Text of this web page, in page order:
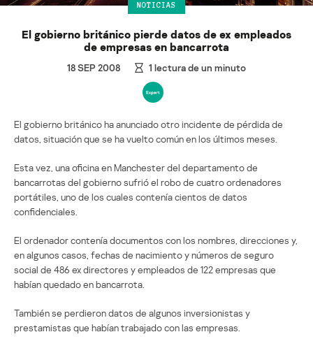
NOTICIAS
El gobierno británico pierde datos de ex empleados
de empresas en bancarrota
18 SEP 2008 1 lectura de un minuto
El gobierno británico ha anunciado otro incidente de pérdida de
datos, situación que se ha vuelto común en los últimos meses.
Esta vez, una oficina en Manchester del departamento de
bancarrotas del gobierno sufrió el robo de cuatro ordenadores
portátiles, uno de los cuales contenía cientos de datos
confidenciales.
El ordenador contenía documentos con los nombres, direcciones y,
en algunos casos, fechas de nacimiento y números de seguro
social de 486 ex directores y empleados de 122 empresas que
habían quedado en bancarrota.
También se perdieron datos de algunos inversionistas y
prestamistas que habían trabajado con las empresas.